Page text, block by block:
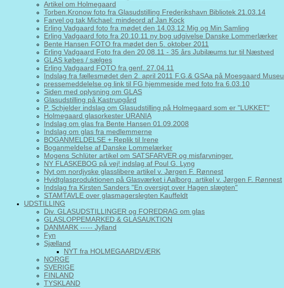
Artikel om Holmegaard
Torben.Kronow foto fra Glasudstilling Frederikshavn Bibliotek 21.03.14
Farvel og tak Michael: mindeord af Jan Kock
Erling Vadgaard foto fra mødet den 14.03.12 Mig og Min Samling
Erling Vadgaard foto fra 20.10.11 ny bog udgivelse Danske Lommerlærker
Bente Hansen FOTO fra mødet den 5. oktober 2011
Erling Vadgaard Foto fra den 20.08.11 - 35 års Jubilæums tur til Næstved
GLAS købes / sælges
Erling Vadgaard FOTO fra genf. 27.04.11
Indslag fra fællesmødet den 2. april 2011 F.G.& GSAa på Moesgaard
pressemeddelelse og link til FG hjemmeside med foto fra 6.03.10
Siden med oplysning om GLAS
Glasudstilling på Kastrupgård
P. Schjelder indslag om Glasudstilling på Holmegaard som er "LUKKET"
Holmegaard glasorkester URANIA
Indslag om glas fra Bente Hansen 01.09.2008
Indslag om glas fra medlemmerne
BOGANMELDELSE + Replik til Irene
Boganmeldelse af Danske Lommelærker
Mogens Schlüter artikel om SATSFARVER og misfarvninger.
NY FLASKEBOG på vej! indslag af Poul G. Lyng
Nyt om nordjyske glasslibere artikel v. Jørgen F. Rønnest
Hvidtglasproduktionen på Glasværket i Aalborg. artikel v. Jørgen F. Rønnest
Indslag fra Kirsten Sanders "En oversigt over Hagen slægten"
STAMTAVLE over glasmagerslegten Kauffeldt
UDSTILLING
Div. GLASUDSTILLINGER og FOREDRAG om glas
GLASLOPPEMARKED & GLASAUKTION
DANMARK ----- Jylland
Fyn
Sjælland
NYT fra HOLMEGAARDVÆRK
NORGE
SVERIGE
FINLAND
TYSKLAND